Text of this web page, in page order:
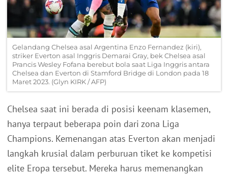
Gelandang Chelsea asal Argentina Enzo Fernandez (kiri),
striker Everton asal Inggris Demarai Gray, bek Chelsea asal
Prancis Wesley Fofana berebut bola saat Liga Inggris antara
Chelsea dan Everton di Stamford Bridge di London pada 18
Maret 2023. (Glyn KIRK / AFP)
Chelsea saat ini berada di posisi keenam klasemen,
hanya terpaut beberapa poin dari zona Liga
Champions. Kemenangan atas Everton akan menjadi
langkah krusial dalam perburuan tiket ke kompetisi
elite Eropa tersebut. Mereka harus memenangkan